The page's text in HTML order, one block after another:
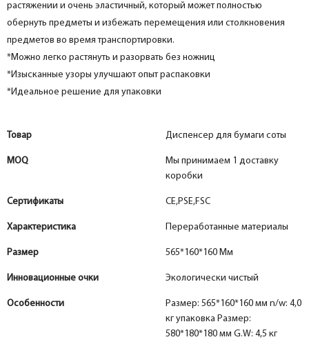
растяжении и очень эластичный, который может полностью
обернуть предметы и избежать перемещения или столкновения
предметов во время транспортировки.
*Можно легко растянуть и разорвать без ножниц
*Изысканные узоры улучшают опыт распаковки
*Идеальное решение для упаковки
Товар Диспенсер для бумаги соты
MOQ
Мы принимаем 1 доставку
коробки
Сертификаты CE,PSE,FSC
Характеристика Переработанные материалы
Размер 565*160*160 Мм
Инновационные очки Экологически чистый
Особенности
Размер: 565*160*160 мм n/w: 4,0
кг упаковка Размер:
580*180*180 мм G.W: 4,5 кг